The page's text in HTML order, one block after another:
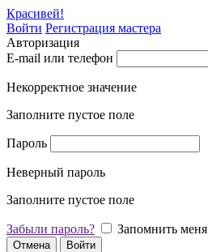
Красивей!
Войти Регистрация мастера
Авторизация
E-mail или телефон
Некорректное значение
Заполните пустое поле
Пароль
Неверный пароль
Заполните пустое поле
Забыли пароль? Запомнить меня
Отмена Войти